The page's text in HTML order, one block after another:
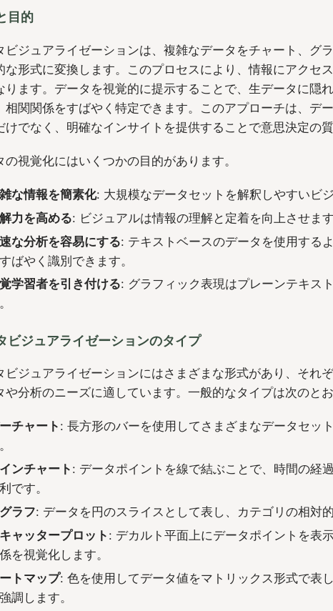
目的
ビジュアライゼーションは、複雑なデータをチャート、グ
な形式に変換します。このプロセスにより、情報にアクセ
ります。データを視覚的に提示することで、生データに隠れ
相関関係をすばやく特定できます。このアプローチは、デ
けでなく、明確なインサイトを提供することで意思決定の質
の視覚化にはいくつかの目的があります。
な情報を簡素化: 大規模なデータセットを解釈しやすいビ
力を高める: ビジュアルは情報の理解と定着を向上させます
な分析を容易にする: テキストベースのデータを使用する
ばやく識別できます。
学習者を引き付ける: グラフィック表現はプレーンテキス
ビジュアライゼーションのタイプ
ビジュアライゼーションにはさまざまな形式があり、それ
や分析のニーズに適しています。一般的なタイプは次のとお
チャート : 長方形のバーを使用してさまざまなデータセッ
ンチャート: データポイントを線で結ぶことで、時間の経
です。
ラフ: データを円のスライスとして表し、カテゴリの相対
ャッタープロット : デカルト平面上にデータポイントを表
を視覚化します。
トマップ: 色を使用してデータ値をマトリックス形式で表
調します。